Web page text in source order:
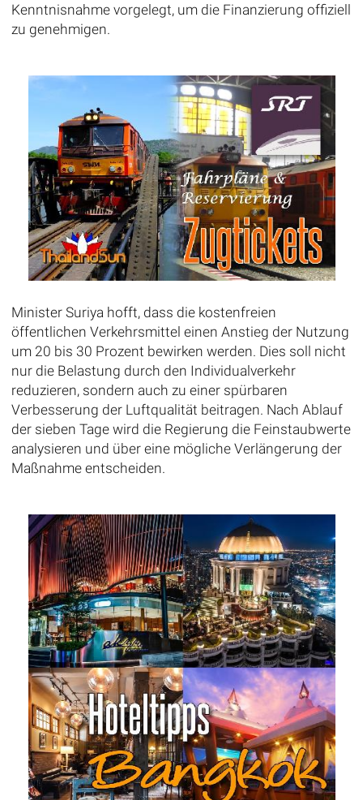
Kenntnisnahme vorgelegt, um die Finanzierung offiziell
zu genehmigen.
Minister Suriya hofft, dass die kostenfreien
öffentlichen Verkehrsmittel einen Anstieg der Nutzung
um 20 bis 30 Prozent bewirken werden. Dies soll nicht
nur die Belastung durch den Individualverkehr
reduzieren, sondern auch zu einer spürbaren
Verbesserung der Luftqualität beitragen. Nach Ablauf
der sieben Tage wird die Regierung die Feinstaubwerte
analysieren und über eine mögliche Verlängerung der
Maßnahme entscheiden.